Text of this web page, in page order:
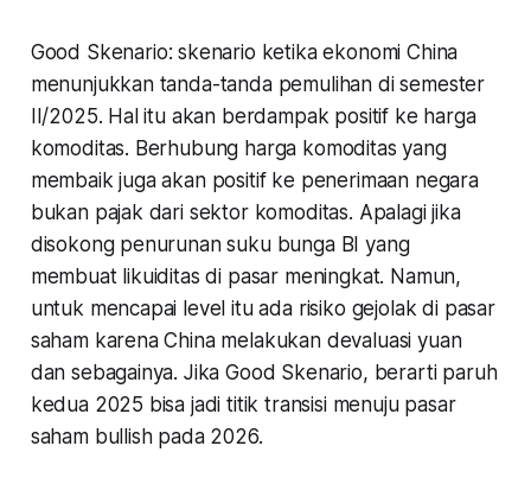
Good Skenario: skenario ketika ekonomi China
menunjukkan tanda-tanda pemulihan di semester
II/2025. Hal itu akan berdampak positif ke harga
komoditas. Berhubung harga komoditas yang
membaik juga akan positif ke penerimaan negara
bukan pajak dari sektor komoditas. Apalagi jika
disokong penurunan suku bunga BI yang
membuat likuiditas di pasar meningkat. Namun,
untuk mencapai level itu ada risiko gejolak di pasar
saham karena China melakukan devaluasi yuan
dan sebagainya. Jika Good Skenario, berarti paruh
kedua 2025 bisa jadi titik transisi menuju pasar
saham bullish pada 2026.